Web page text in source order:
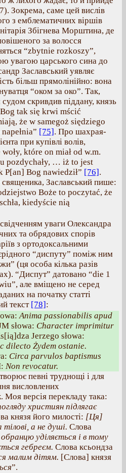
Зокрема, саме цей вислів
з емблематичних віршів
Збігнева Морштина, де
за волосся
“zbytnie rozkoszy”,
увагою царського сина до
Заславський уявляє
більш прямолінійно: вона
“оком за око”. Так,
скривдив піддану, князь
tak się krwi mścić
że w samegoż siędziego
[75]. Про шахрая-
при купівлі волів,
które on miał od w.m.
pozdychały, … iż to jest
P[an] Bog nawiedził” [76].
священика, Заславський пише:
Boże to poczytać, że
kiedyście nią
уваги Олександра
та обрядових спорів
з ортодоксальними
“диспуту” поміж ним
(ця особа кілька разів
“Диспут” датовано “die 1
але вміщено не серед
на початку статті
текст [78]:
Anima passionabilis apud
słowa: Character imprimitur
Jerzego słowa:
dilecto Żydem ostanie.
Circa parvulos baptismus
Non revocatur.
певні труднощі і для
висловлених
версія перекладу така:
християн підлягає
князя його милості: [Ця]
а не душі. Слова
уділяється і в тому
гебреєм. Слова ксьондза
малим дітям. [Слова] князя
”.